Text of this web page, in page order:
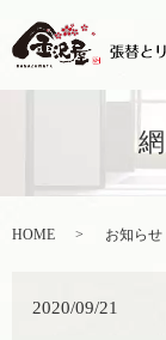
HOME お知らせ
2020/09/21